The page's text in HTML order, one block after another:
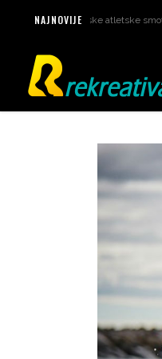
NAJNOVIJE
za svjetske atletske smotre